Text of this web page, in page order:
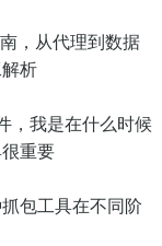
，从代理到数据
析
，我是在什么时候
重要
包工具在不同阶